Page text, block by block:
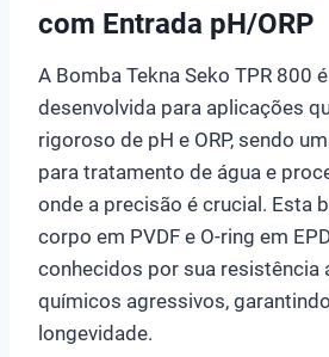
com Entrada pH/ORP
A Bomba Tekna Seko TPR 800
desenvolvida para aplicações
rigoroso de pH e ORP, sendo
para tratamento de água e
onde a precisão é crucial. Esta
corpo em PVDF e O-ring em
conhecidos por sua resistência
químicos agressivos,
longevidade.